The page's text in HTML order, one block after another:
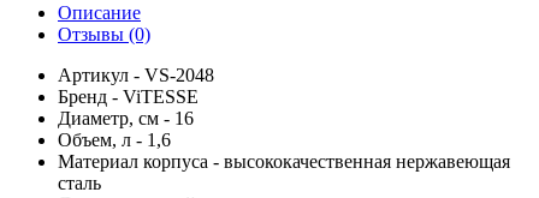
Описание
Отзывы (0)
Артикул - VS-2048
Бренд - ViTESSE
Диаметр, см - 16
Объем, л - 1,6
Материал корпуса - высококачественная нержавеющая
сталь